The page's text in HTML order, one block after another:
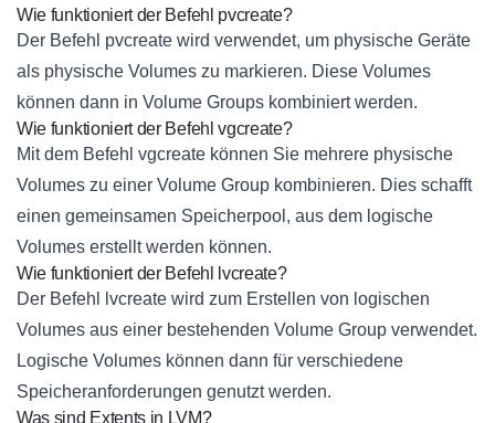
Wie funktioniert der Befehl pvcreate?
Der Befehl pvcreate wird verwendet, um physische Geräte
als physische Volumes zu markieren. Diese Volumes
können dann in Volume Groups kombiniert werden.
Wie funktioniert der Befehl vgcreate?
Mit dem Befehl vgcreate können Sie mehrere physische
Volumes zu einer Volume Group kombinieren. Dies schafft
einen gemeinsamen Speicherpool, aus dem logische
Volumes erstellt werden können.
Wie funktioniert der Befehl lvcreate?
Der Befehl lvcreate wird zum Erstellen von logischen
Volumes aus einer bestehenden Volume Group verwendet.
Logische Volumes können dann für verschiedene
Speicheranforderungen genutzt werden.
Was sind Extents in LVM?